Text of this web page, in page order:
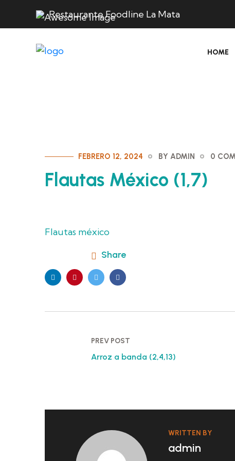
Restaurante Foodline La Mata
HOME
FEBRERO 12, 2024 BY ADMIN 0
Flautas México (1,7)
Flautas méxico
Share
PREV POST
Arroz a banda (2,4,13)
WRITTEN BY
admin